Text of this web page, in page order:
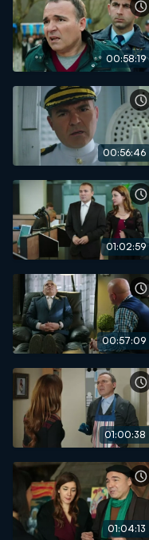
00:58:19
00:56:46
01:02:59
00:57:09
01:00:38
01:04:13